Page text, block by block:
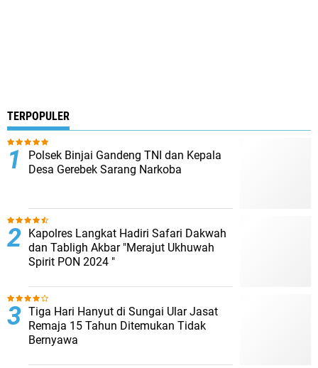
TERPOPULER
Polsek Binjai Gandeng TNI dan Kepala
Desa Gerebek Sarang Narkoba
Kapolres Langkat Hadiri Safari Dakwah
dan Tabligh Akbar "Merajut Ukhuwah
Spirit PON 2024 "
Tiga Hari Hanyut di Sungai Ular Jasat
Remaja 15 Tahun Ditemukan Tidak
Bernyawa